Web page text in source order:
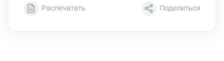
Секция
1
Распечатать Поделиться